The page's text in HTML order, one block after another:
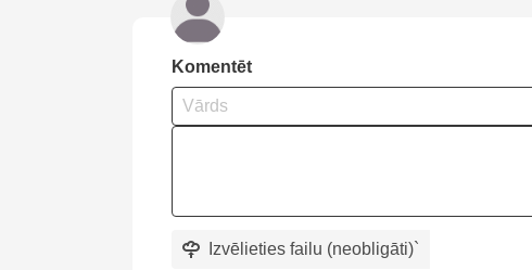
Komentēt
Izvēlieties failu (neobligāti)`